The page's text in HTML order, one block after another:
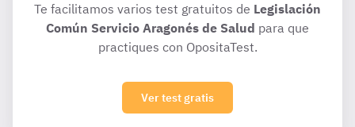
Te facilitamos varios test gratuitos de Legislación
Común Servicio Aragonés de Salud para que
practiques con OpositaTest.
Ver test gratis